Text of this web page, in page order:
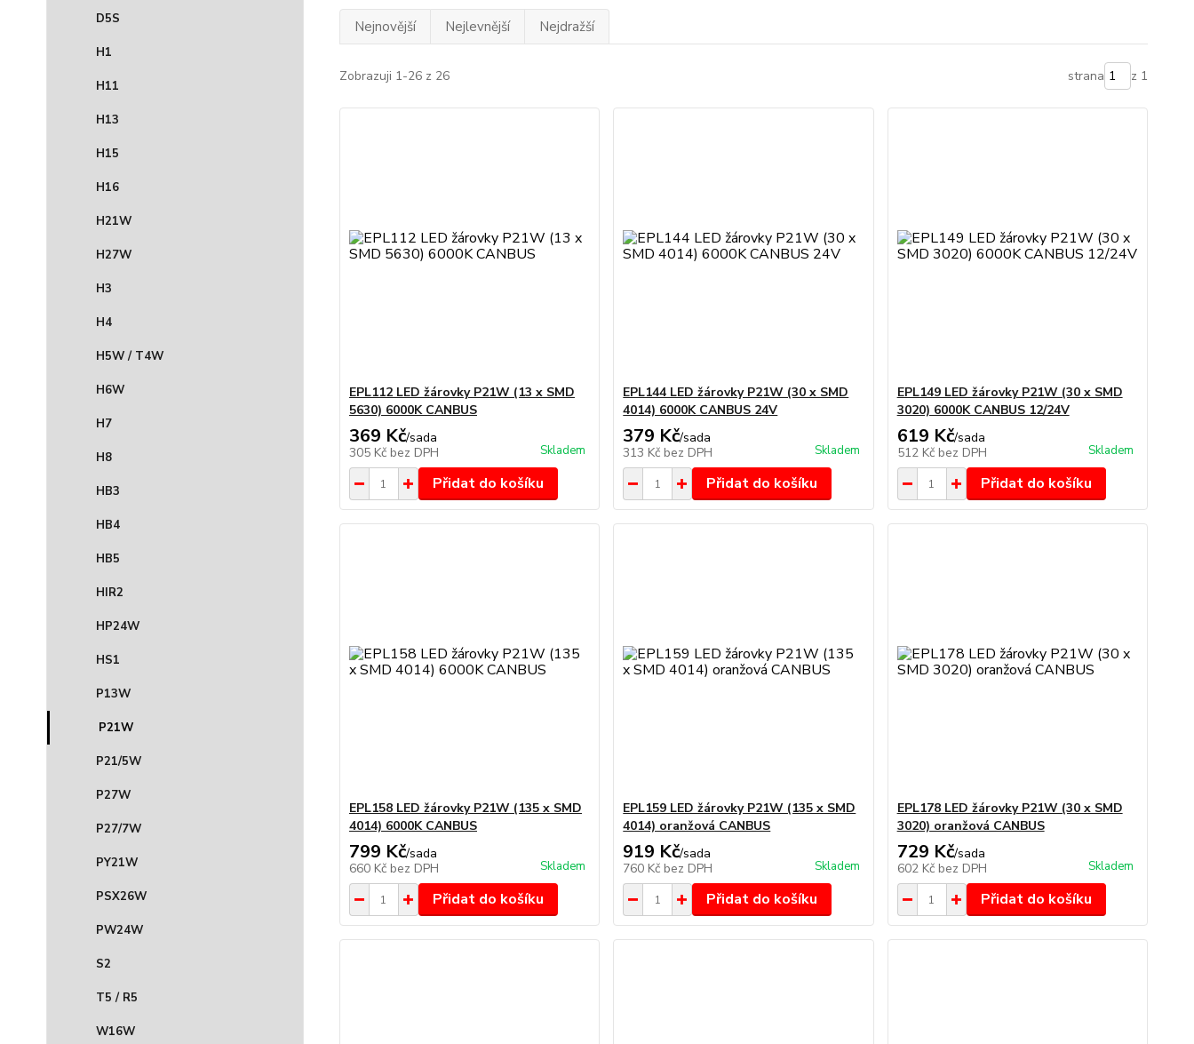
D5S
H1
H11
H13
H15
H16
H21W
H27W
H3
H4
H5W / T4W
H6W
H7
H8
HB3
HB4
HB5
HIR2
HP24W
HS1
P13W
P21W
P21/5W
P27W
P27/7W
PY21W
PSX26W
PW24W
S2
T5 / R5
W16W
Nejnovější Nejlevnější Nejdražší
Zobrazuji 1-26 z 26 strana z 1
EPL112 LED žárovky P21W (13 x SMD
5630) 6000K CANBUS
369 Kč/sada
305 Kč bez DPH Skladem
Přidat do košíku
EPL144 LED žárovky P21W (30 x SMD
4014) 6000K CANBUS 24V
379 Kč/sada
313 Kč bez DPH Skladem
Přidat do košíku
EPL149 LED žárovky P21W (30 x SMD
3020) 6000K CANBUS 12/24V
619 Kč/sada
512 Kč bez DPH Skladem
Přidat do košíku
EPL158 LED žárovky P21W (135 x SMD
4014) 6000K CANBUS
799 Kč/sada
660 Kč bez DPH Skladem
Přidat do košíku
EPL159 LED žárovky P21W (135 x SMD
4014) oranžová CANBUS
919 Kč/sada
760 Kč bez DPH Skladem
Přidat do košíku
EPL178 LED žárovky P21W (30 x SMD
3020) oranžová CANBUS
729 Kč/sada
602 Kč bez DPH Skladem
Přidat do košíku